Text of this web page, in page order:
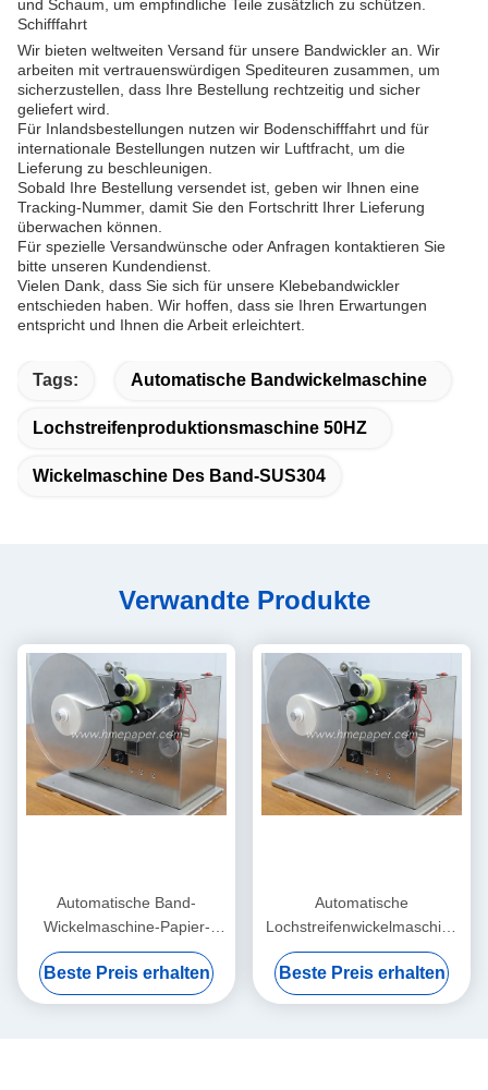
und Schaum, um empfindliche Teile zusätzlich zu schützen.
Schifffahrt
Wir bieten weltweiten Versand für unsere Bandwickler an. Wir
arbeiten mit vertrauenswürdigen Spediteuren zusammen, um
sicherzustellen, dass Ihre Bestellung rechtzeitig und sicher
geliefert wird.
Für Inlandsbestellungen nutzen wir Bodenschifffahrt und für
internationale Bestellungen nutzen wir Luftfracht, um die
Lieferung zu beschleunigen.
Sobald Ihre Bestellung versendet ist, geben wir Ihnen eine
Tracking-Nummer, damit Sie den Fortschritt Ihrer Lieferung
überwachen können.
Für spezielle Versandwünsche oder Anfragen kontaktieren Sie
bitte unseren Kundendienst.
Vielen Dank, dass Sie sich für unsere Klebebandwickler
entschieden haben. Wir hoffen, dass sie Ihren Erwartungen
entspricht und Ihnen die Arbeit erleichtert.
Tags: Automatische Bandwickelmaschine
Lochstreifenproduktionsmaschine 50HZ
Wickelmaschine Des Band-SUS304
Verwandte Produkte
Automatische Band-
Wickelmaschine-Papier-
Rollenwickelmaschine
Beste Preis erhalten
Automatische
Lochstreifenwickelmaschine
80cm x 45cm x 55cm
Beste Preis erhalten